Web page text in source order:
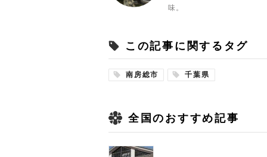
味。
この記事に関するタグ
南房総市 千葉県
全国のおすすめ記事